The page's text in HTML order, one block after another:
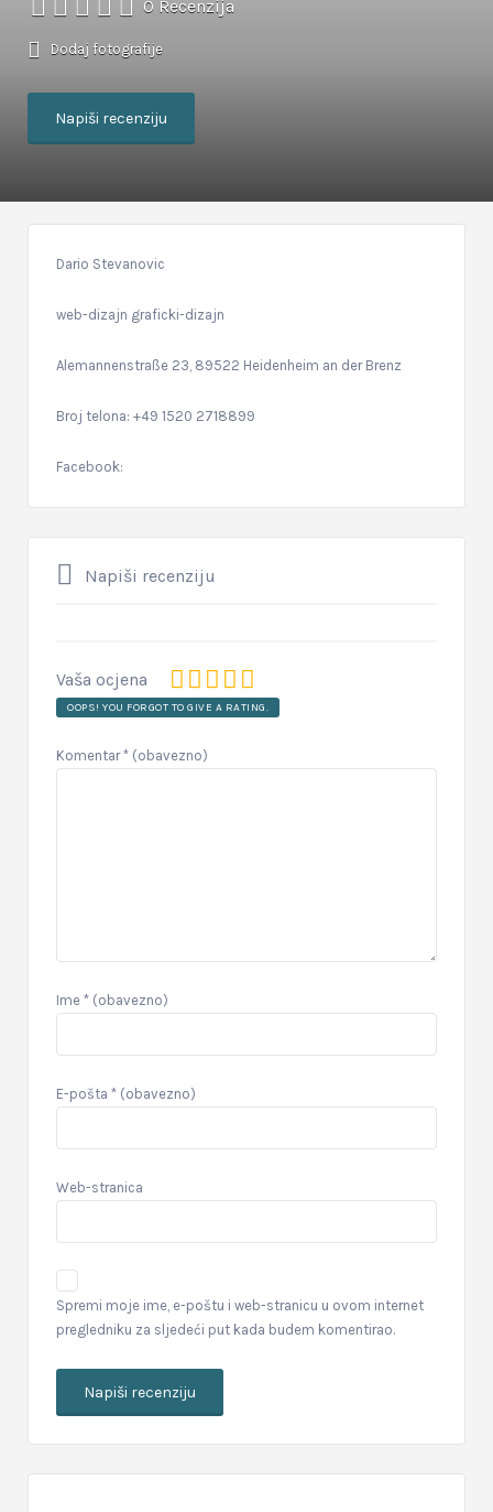
0 Recenzija
Dodaj fotografije
Napiši recenziju
Dario Stevanovic
web-dizajn graficki-dizajn
Alemannenstraße 23, 89522 Heidenheim an der Brenz
Broj telona: +49 1520 2718899
Facebook:
Napiši recenziju
Vaša ocjena
OOPS! YOU FORGOT TO GIVE A RATING.
Komentar* (obavezno)
Ime * (obavezno)
E-pošta * (obavezno)
Web-stranica
Spremi moje ime, e-poštu i web-stranicu u ovom internet
pregledniku za sljedeći put kada budem komentirao.